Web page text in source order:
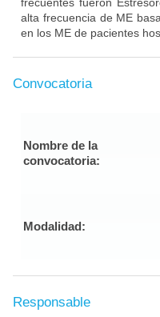
alta frecuencia de ME
en los ME de pacientes
Convocatoria
Nombre de la
convocatoria:
Modalidad:
Responsable